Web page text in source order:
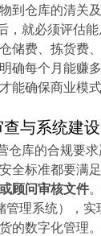
到仓库的清关
储费、拣货费
确每个月能赚
能确保商业模式
查与系统建设
全标准都要满
顾问审核文件
理系统），实
的数字化管理